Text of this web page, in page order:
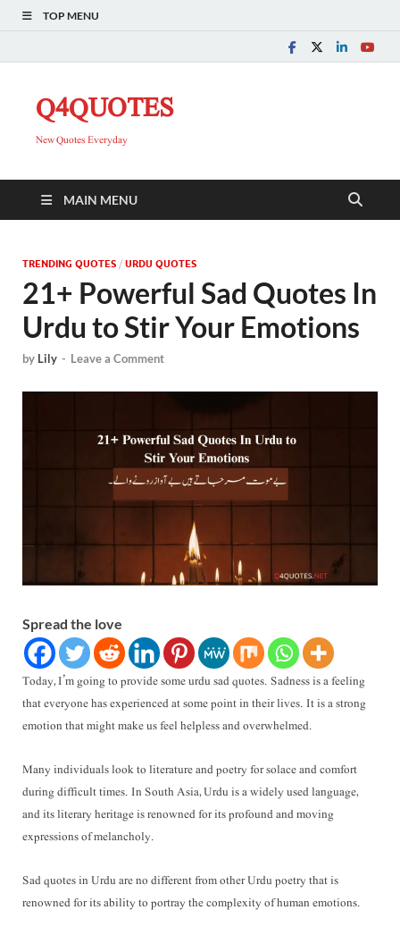
TOP MENU
Q4QUOTES
New Quotes Everyday
MAIN MENU
TRENDING QUOTES / URDU QUOTES
21+ Powerful Sad Quotes In
Urdu to Stir Your Emotions
by Lily - Leave a Comment
Spread the love
Today, I’m going to provide some urdu sad quotes. Sadness is a feeling
that everyone has experienced at some point in their lives. It is a strong
emotion that might make us feel helpless and overwhelmed.
Many individuals look to literature and poetry for solace and comfort
during difficult times. In South Asia, Urdu is a widely used language,
and its literary heritage is renowned for its profound and moving
expressions of melancholy.
Sad quotes in Urdu are no different from other Urdu poetry that is
renowned for its ability to portray the complexity of human emotions.